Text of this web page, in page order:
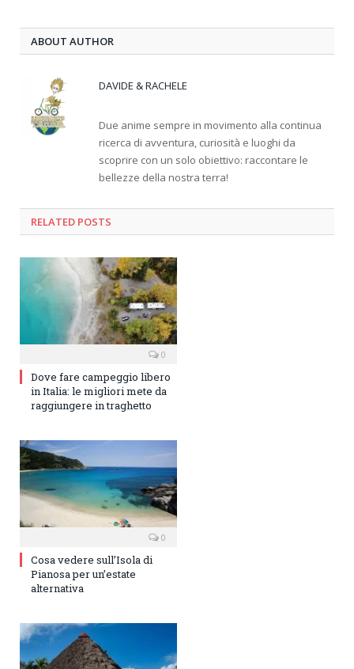
ABOUT AUTHOR
DAVIDE & RACHELE
Due anime sempre in movimento alla continua
ricerca di avventura, curiosità e luoghi da
scoprire con un solo obiettivo: raccontare le
bellezze della nostra terra!
RELATED POSTS
0
Dove fare campeggio libero
in Italia: le migliori mete da
raggiungere in traghetto
0
Cosa vedere sull’Isola di
Pianosa per un’estate
alternativa